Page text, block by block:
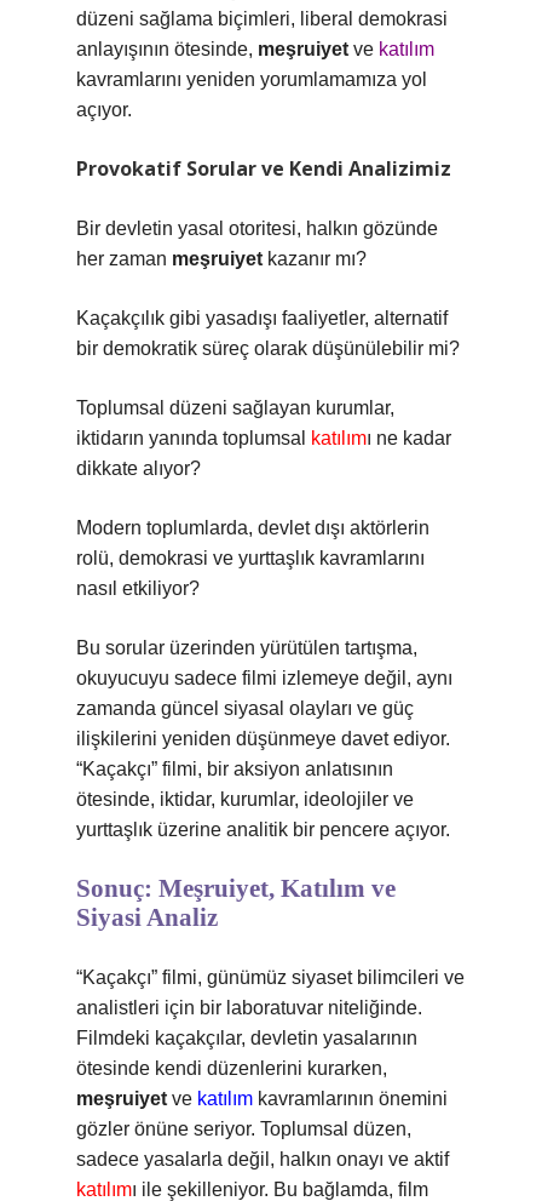
düzeni sağlama biçimleri, liberal demokrasi
anlayışının ötesinde, meşruiyet ve katılım
kavramlarını yeniden yorumlamamıza yol
açıyor.
Provokatif Sorular ve Kendi Analizimiz
Bir devletin yasal otoritesi, halkın gözünde
her zaman meşruiyet kazanır mı?
Kaçakçılık gibi yasadışı faaliyetler, alternatif
bir demokratik süreç olarak düşünülebilir mi?
Toplumsal düzeni sağlayan kurumlar,
iktidarın yanında toplumsal
katılımı ne kadar
dikkate alıyor?
Modern toplumlarda, devlet dışı aktörlerin
rolü, demokrasi ve yurttaşlık kavramlarını
nasıl etkiliyor?
Bu sorular üzerinden yürütülen tartışma,
okuyucuyu sadece filmi izlemeye değil, aynı
zamanda güncel siyasal olayları ve güç
ilişkilerini yeniden düşünmeye davet ediyor.
“Kaçakçı” filmi, bir aksiyon anlatısının
ötesinde, iktidar, kurumlar, ideolojiler ve
yurttaşlık üzerine analitik bir pencere açıyor.
Sonuç: Meşruiyet, Katılım ve
Siyasi Analiz
“Kaçakçı” filmi, günümüz siyaset bilimcileri ve
analistleri için bir laboratuvar niteliğinde.
Filmdeki kaçakçılar, devletin yasalarının
ötesinde kendi düzenlerini kurarken,
meşruiyet ve katılım kavramlarının önemini
gözler önüne seriyor. Toplumsal düzen,
sadece yasalarla değil, halkın onayı ve aktif
katılımı ile şekilleniyor. Bu bağlamda, film